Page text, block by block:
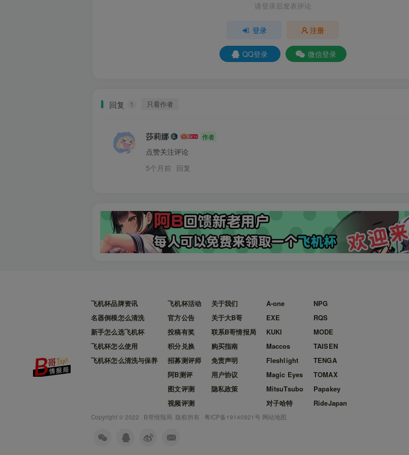
请登录后发表评论
登录 注册
QQ登录 微信登录
回复 1 只看作者
莎莉娜 作者
点赞关注评论
5个月前 回复
飞机杯品牌资讯
名器倒模怎么清洗
新手怎么选飞机杯
飞机杯怎么使用
飞机杯怎么清洗与保养
飞机杯活动
官方公告
投稿有奖
积分兑换
招募测评师
阿B测评
图文评测
视频评测
关于我们
关于大B哥
联系B哥情报局
购买指南
免责声明
用户协议
隐私政策
A-one
EXE
KUKI
Maccos
Fleshlight
Magic Eyes
MitsuTsubo
对子哈特
NPG
RQS
MODE
TAISEN
TENGA
TOMAX
Papakey
RideJapan
Copyright © 2022 · B哥情报局 ·版权所有 · 粤ICP备19140921号 网站地图